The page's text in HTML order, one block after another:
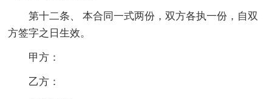
第十二条、 本合同一式两份，双方各执一份，自双
方签字之日生效。
甲方：
乙方：